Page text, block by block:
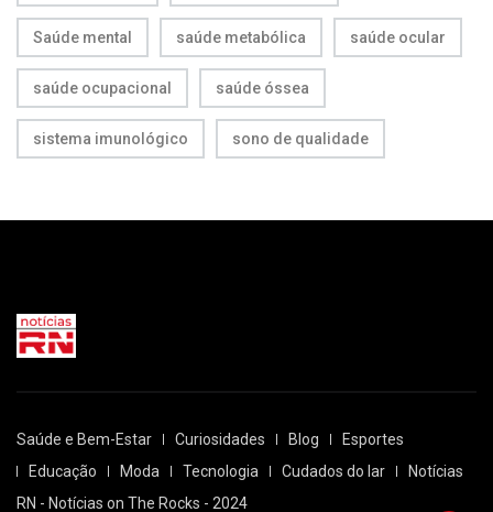
Saúde mental saúde metabólica saúde ocular
saúde ocupacional saúde óssea
sistema imunológico sono de qualidade
Saúde e Bem-Estar Curiosidades Blog
Esportes
Educação
Moda Tecnologia Cudados do lar
Notícias
RN - Notícias on The Rocks - 2024